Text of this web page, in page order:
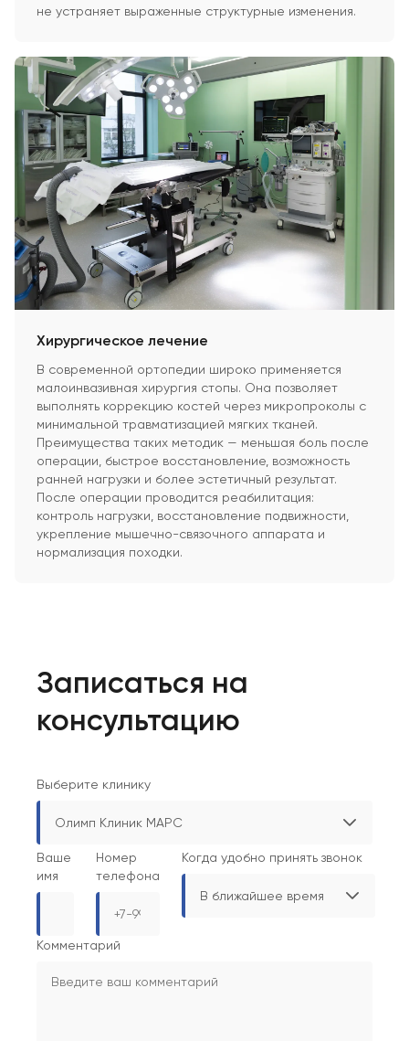
не устраняет выраженные структурные изменения.
Хирургическое лечение
В современной ортопедии широко применяется
малоинвазивная хирургия стопы. Она позволяет
выполнять коррекцию костей через микропроколы с
минимальной травматизацией мягких тканей.
Преимущества таких методик — меньшая боль после
операции, быстрое восстановление, возможность
ранней нагрузки и более эстетичный результат.
После операции проводится реабилитация:
контроль нагрузки, восстановление подвижности,
укрепление мышечно-связочного аппарата и
нормализация походки.
Записаться на
консультацию
Олимп Клиник МАРС
Выберите клинику
Ваше
имя
Номер
телефона
В ближайшее время
Когда удобно принять звонок
Комментарий